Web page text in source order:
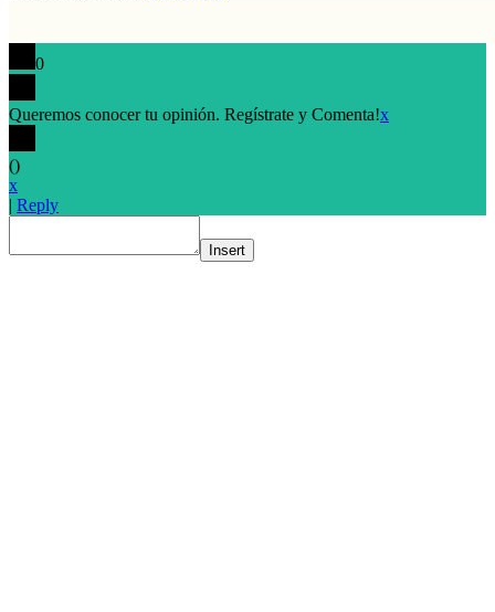
0
Queremos conocer tu opinión. Regístrate y Comenta!x
()
x
| Reply
Insert